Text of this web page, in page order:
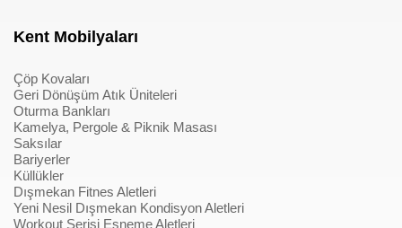
Kent Mobilyaları
Çöp Kovaları
Geri Dönüşüm Atık Üniteleri
Oturma Bankları
Kamelya, Pergole & Piknik Masası
Saksılar
Bariyerler
Küllükler
Dışmekan Fitnes Aletleri
Yeni Nesil Dışmekan Kondisyon Aletleri
Workout Serisi Esneme Aletleri